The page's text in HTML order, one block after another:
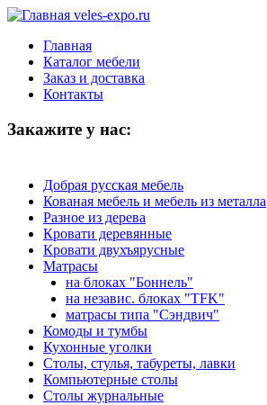
Главная
Каталог мебели
Заказ и доставка
Контакты
Закажите у нас:
Добрая русская мебель
Кованая мебель и мебель из металла
Разное из дерева
Кровати деревянные
Кровати двухъярусные
Матрасы
на блоках "Боннель"
на независ. блоках "TFK"
матрасы типа "Сэндвич"
Комоды и тумбы
Кухонные уголки
Столы, стулья, табуреты, лавки
Компьютерные столы
Столы журнальные